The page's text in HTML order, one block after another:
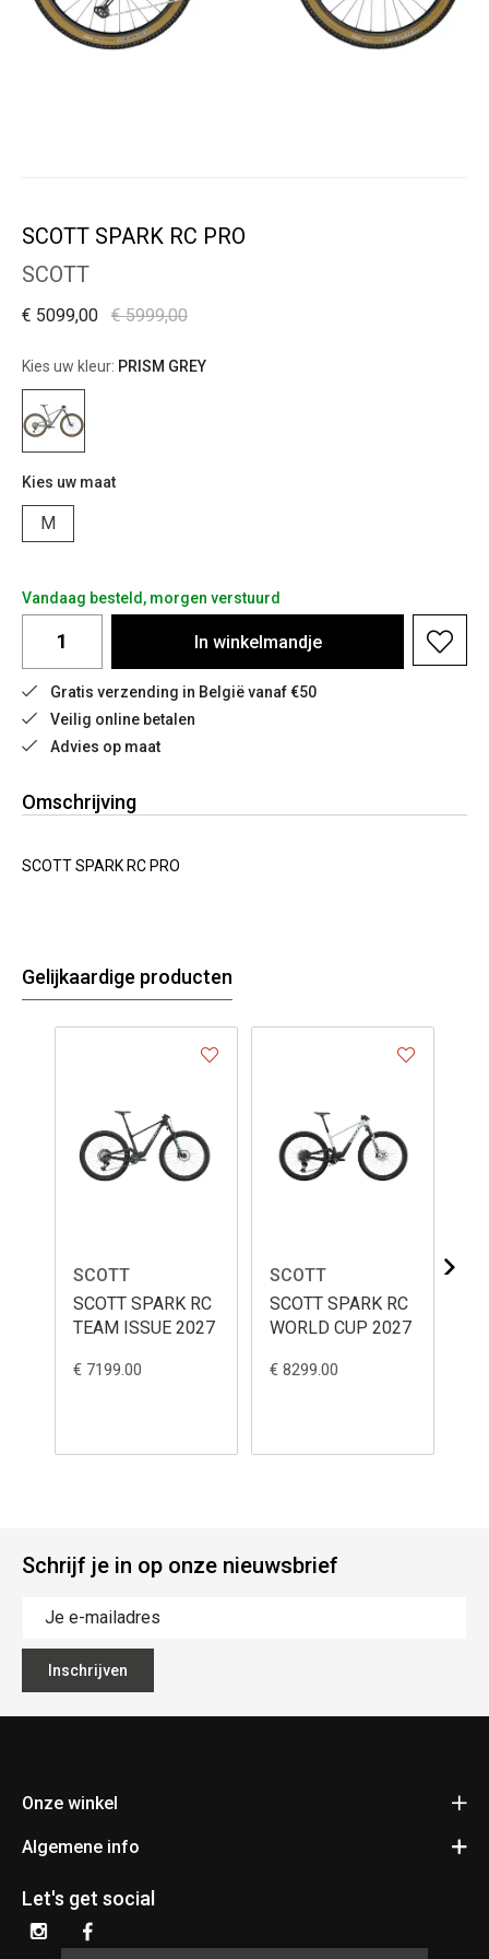
SCOTT SPARK RC PRO
SCOTT
€ 5999,00
€ 5099,00
Kies uw kleur: PRISM GREY
Kies uw maat
M
Vandaag besteld, morgen verstuurd
In winkelmandje
Gratis verzending in België vanaf €50
Veilig online betalen
Advies op maat
Omschrijving
SCOTT SPARK RC PRO
Gelijkaardige producten
SCOTT
SCOTT SPARK RC
TEAM ISSUE 2027
€ 7199.00
SCOTT
SCOTT SPARK RC
WORLD CUP 2027
€ 8299.00
Schrijf je in op onze nieuwsbrief
Inschrijven
Onze winkel
Fietsen Pauwels
3920 Lommel
Bereken je route
+32 11 34 55 24
Algemene info
Contact
Algemene voorwaarden
Let's get social